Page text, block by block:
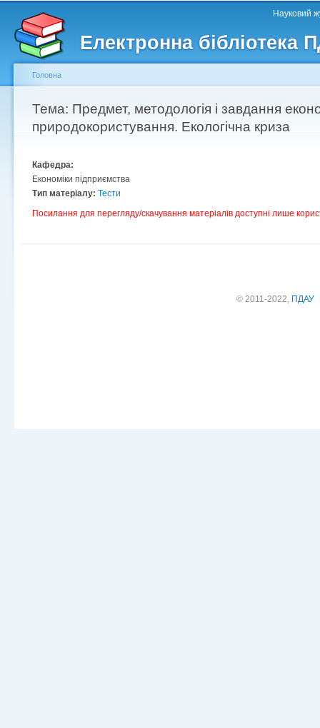
Електронна бібліотека
Головне меню Науковий
Другорядне меню
Ви є тут
Головна
Тема: Предмет, методологія і завдання
природокористування. Екологічна криза
Кафедра:
Економіки підприємства
Тип матеріалу: Тести
Посилання для перегляду/скачування матеріалів доступні лише
© 2011-2022, ПДАУ